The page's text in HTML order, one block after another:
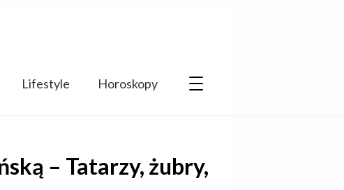
Lifestyle Horoskopy
– Tatarzy, żubry,